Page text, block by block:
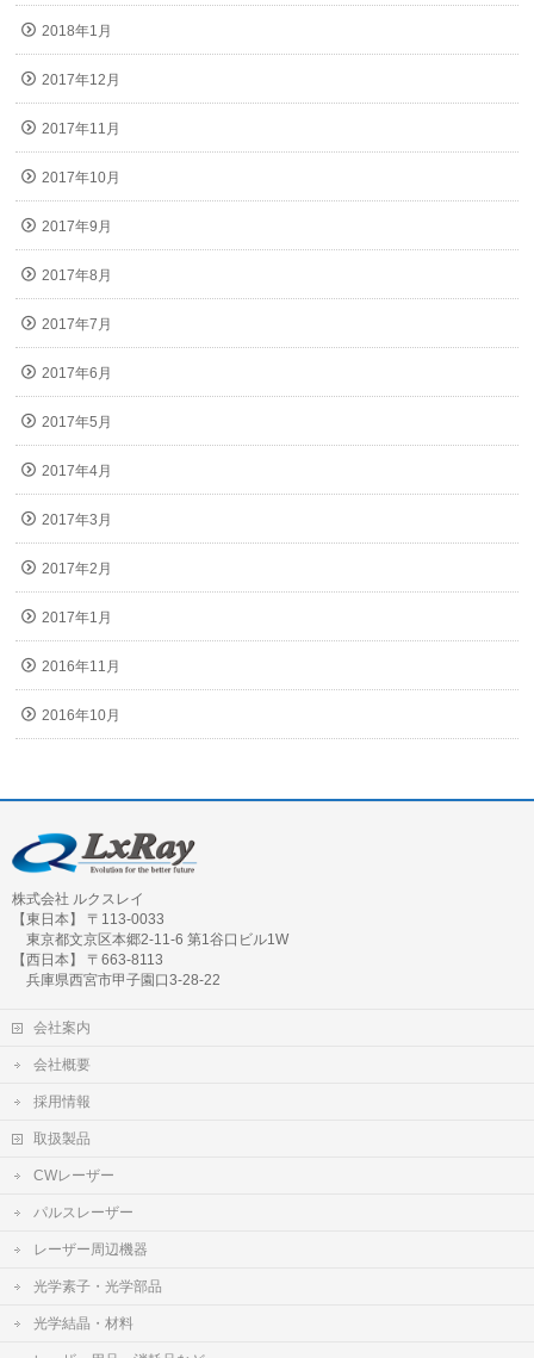
2018年1月
2017年12月
2017年11月
2017年10月
2017年9月
2017年8月
2017年7月
2017年6月
2017年5月
2017年4月
2017年3月
2017年2月
2017年1月
2016年11月
2016年10月
株式会社 ルクスレイ
【東日本】 〒113-0033
東京都文京区本郷2-11-6 第1谷口ビル1W
【西日本】 〒663-8113
兵庫県西宮市甲子園口3-28-22
会社案内
会社概要
採用情報
取扱製品
CWレーザー
パルスレーザー
レーザー周辺機器
光学素子・光学部品
光学結晶・材料